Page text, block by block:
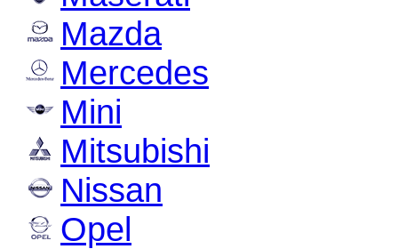
Mazda
Mercedes
Mini
Mitsubishi
Nissan
Opel